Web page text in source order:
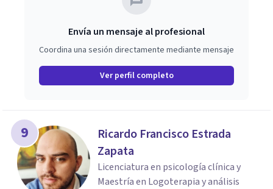
Envía un mensaje al profesional
Coordina una sesión directamente mediante mensaje
Ver perfil completo
9
Ricardo Francisco Estrada
Zapata
Licenciatura en psicología clínica y
Maestría en Logoterapia y análisis